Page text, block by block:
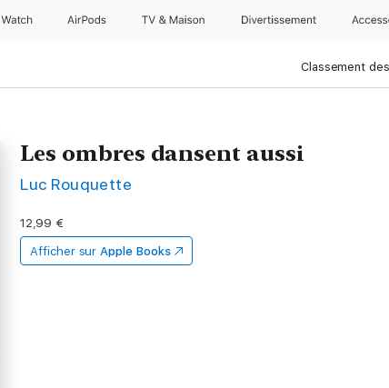
Watch AirPods TV & Maison Divertissements
Classement
Les ombres dansent aussi
Luc Rouquette
12,99 €
Afficher sur Apple Books